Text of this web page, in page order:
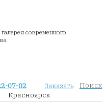
современного
07-02
Заказать
Красноярск
Поиск